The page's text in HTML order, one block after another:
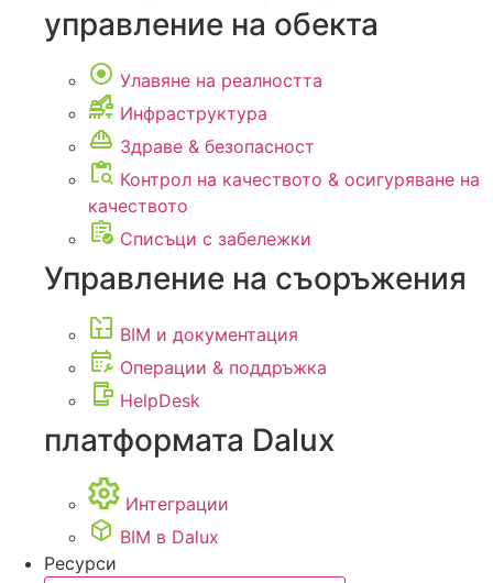
управление на обекта
Улавяне на реалността
Инфраструктура
Здраве & безопасност
Контрол на качеството & осигуряване на
качеството
Списъци с забележки
Управление на съоръжения
BIM и документация
Операции & поддръжка
HelpDesk
платформата Dalux
Интеграции
BIM в Dalux
Ресурси